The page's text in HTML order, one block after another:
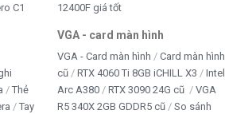
C1
Thẻ
Tay
12400F giá tốt
VGA - card màn hình
VGA - Card màn hình
Card màn hình
cũ
RTX 4060 Ti 8GB iCHILL X3
Intel
Arc A380
RTX 3090 24G cũ
VGA
R5 340X 2GB GDDR5 cũ
So sánh